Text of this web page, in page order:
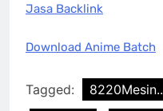
Jasa Backlink
Download Anime Batch
Tagged: 8220Mesin..